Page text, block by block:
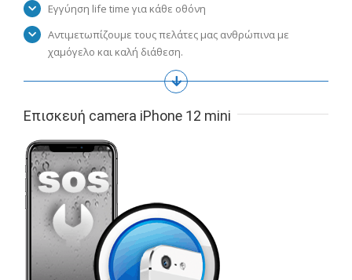
Εγγύηση life time για κάθε οθόνη
Αντιμετωπίζουμε τους πελάτες μας ανθρώπινα με
χαμόγελο και καλή διάθεση.
Επισκευή camera iPhone 12 mini